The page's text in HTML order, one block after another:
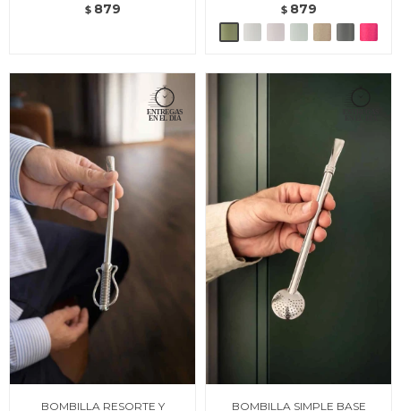
$ 879 $ 879
BOMBILLA RESORTE Y BOMBILLA SIMPLE BASE